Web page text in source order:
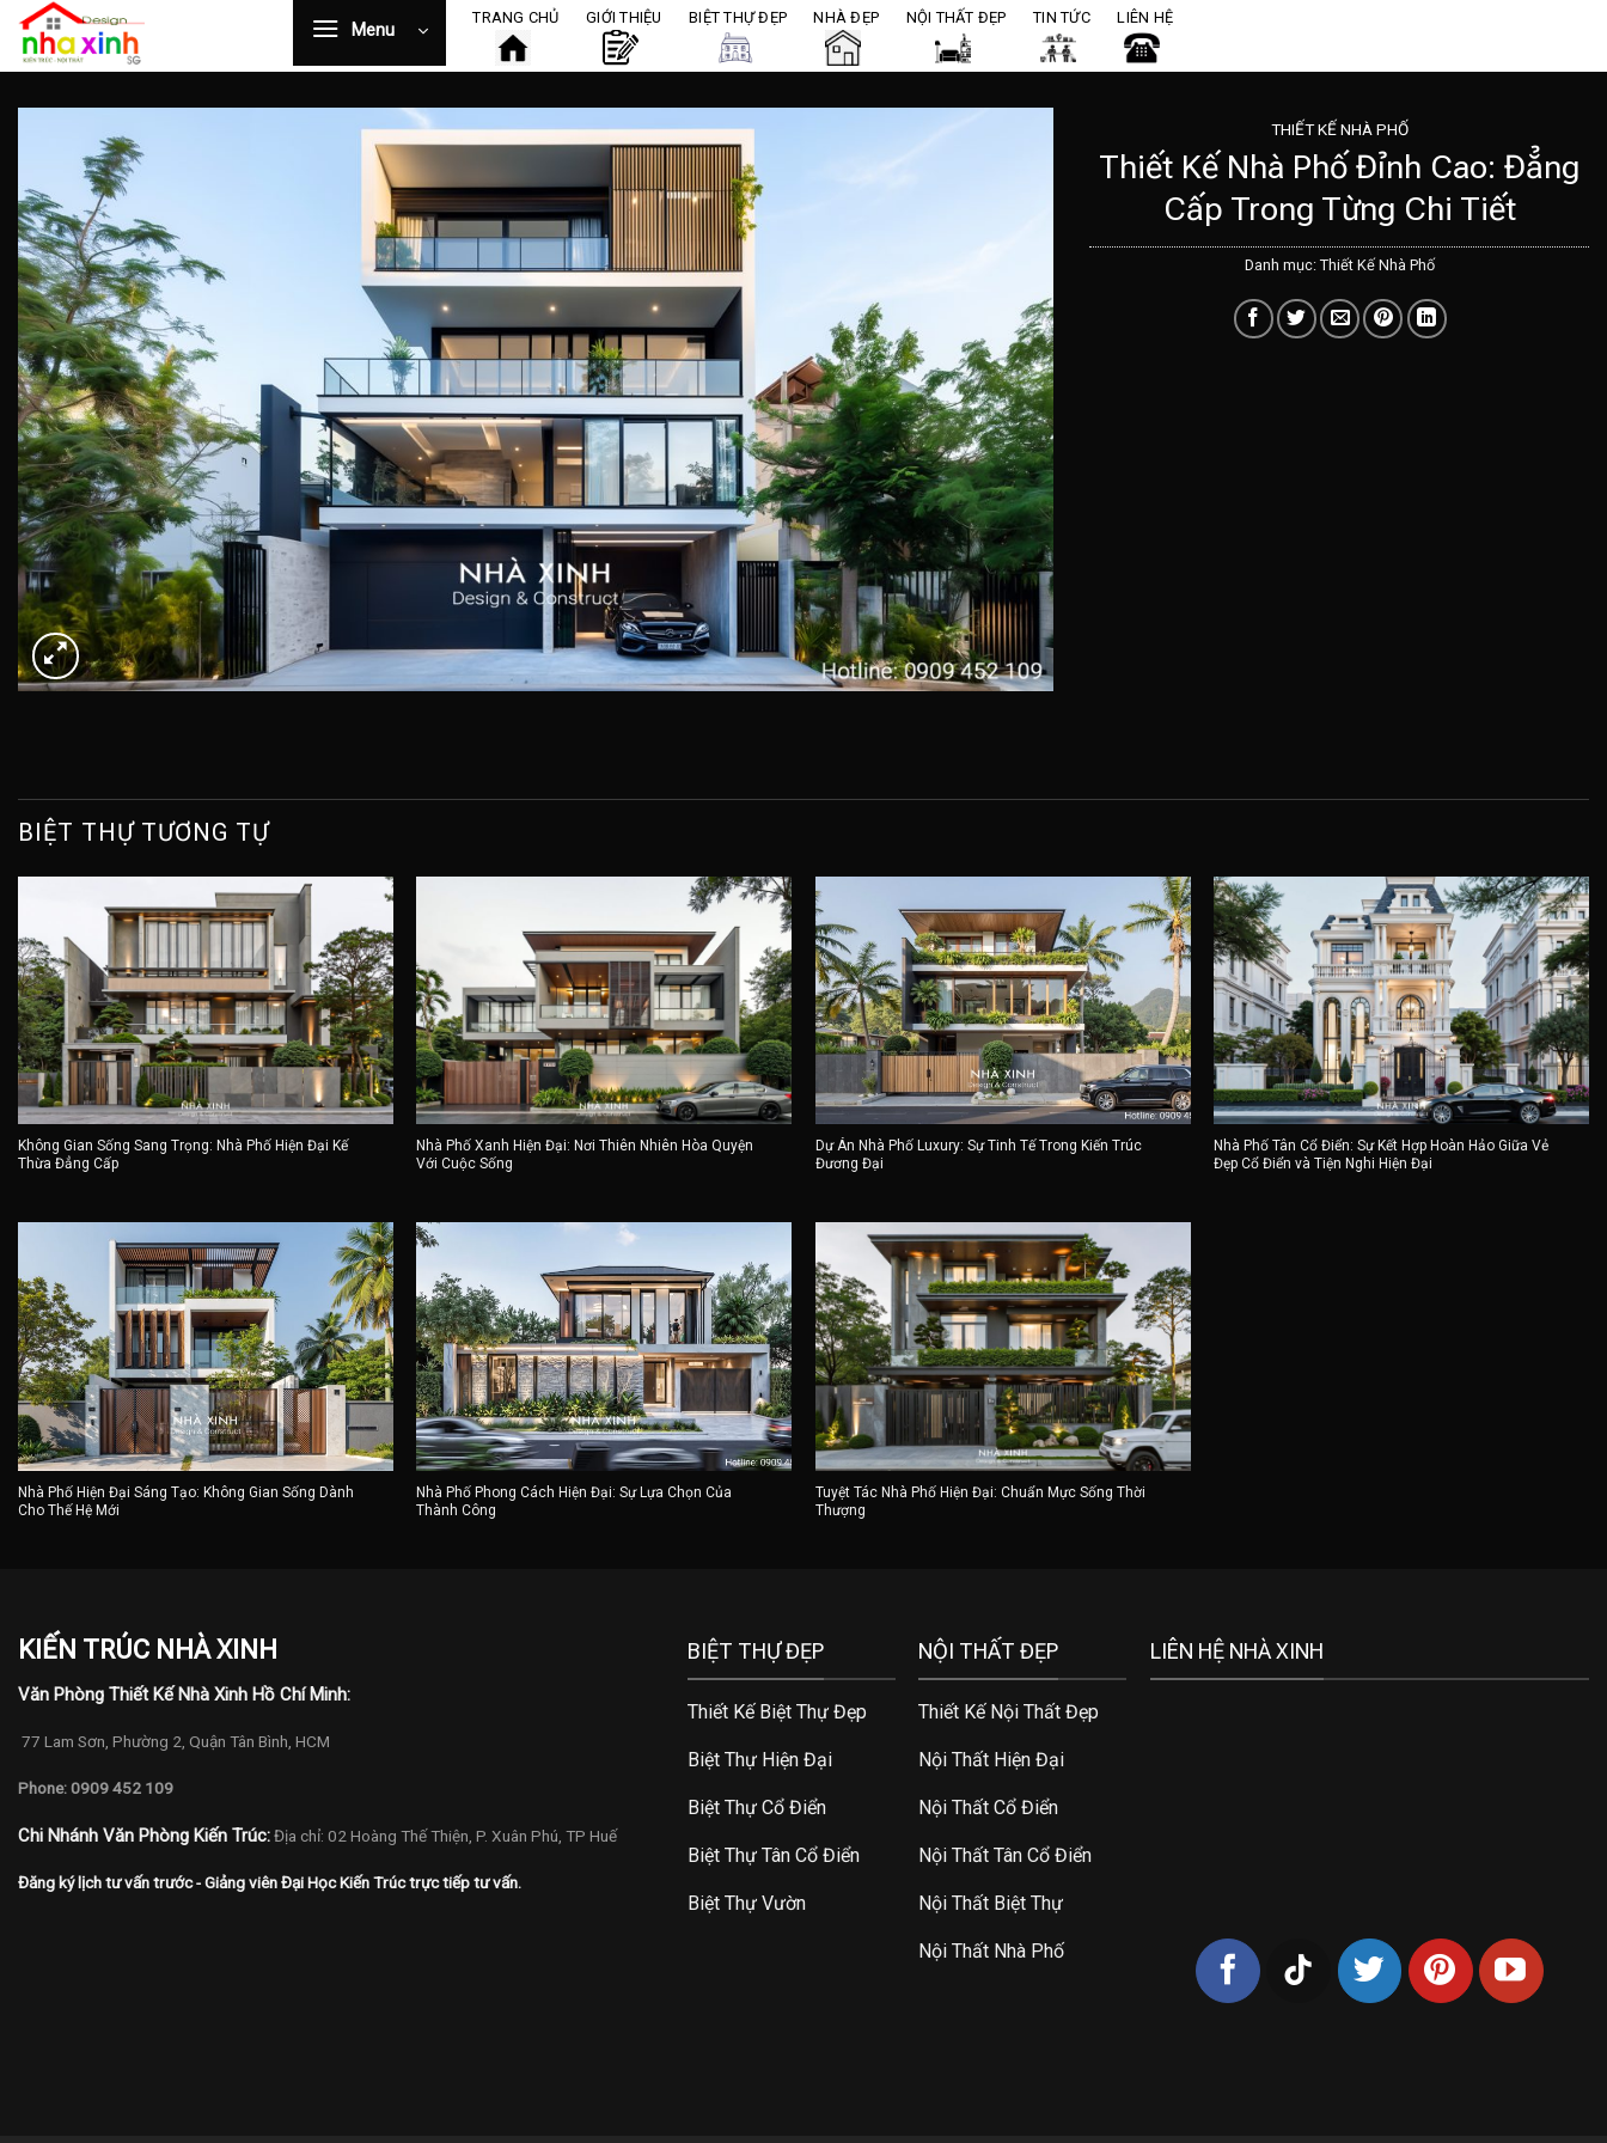
qua
nội
dung
Menu
TRANG CHỦ GIỚI THIỆU BIỆT THỰ ĐẸP NHÀ ĐẸP NỘI THẤT ĐẸP TIN TỨC LIÊN HỆ
THIẾT KẾ NHÀ PHỐ
Thiết Kế Nhà Phố Đỉnh Cao: Đẳng
Cấp Trong Từng Chi Tiết
Danh mục: Thiết Kế Nhà Phố
BIỆT THỰ TƯƠNG TỰ
Không Gian Sống Sang Trọng: Nhà Phố Hiện Đại Kế
Thừa Đẳng Cấp
Nhà Phố Xanh Hiện Đại: Nơi Thiên Nhiên Hòa Quyện
Với Cuộc Sống
Dự Án Nhà Phố Luxury: Sự Tinh Tế Trong Kiến Trúc
Đương Đại
Nhà Phố Tân Cổ Điển: Sự Kết Hợp Hoàn Hảo Giữa Vẻ
Đẹp Cổ Điển và Tiện Nghi Hiện Đại
Nhà Phố Hiện Đại Sáng Tạo: Không Gian Sống Dành
Cho Thế Hệ Mới
Nhà Phố Phong Cách Hiện Đại: Sự Lựa Chọn Của
Thành Công
Tuyệt Tác Nhà Phố Hiện Đại: Chuẩn Mực Sống Thời
Thượng
KIẾN TRÚC NHÀ XINH
Văn Phòng Thiết Kế Nhà Xinh Hồ Chí Minh:
77 Lam Sơn, Phường 2, Quận Tân Bình, HCM
Phone: 0909 452 109
Chi Nhánh Văn Phòng Kiến Trúc:Địa chỉ: 02 Hoàng Thế Thiện, P. Xuân Phú, TP Huế
Đăng ký lịch tư vấn trước - Giảng viên Đại Học Kiến Trúc trực tiếp tư vấn.
BIỆT THỰ ĐẸP
Thiết Kế Biệt Thự Đẹp
Biệt Thự Hiện Đại
Biệt Thự Cổ Điển
Biệt Thự Tân Cổ Điển
Biệt Thự Vườn
NỘI THẤT ĐẸP
Thiết Kế Nội Thất Đẹp
Nội Thất Hiện Đại
Nội Thất Cổ Điển
Nội Thất Tân Cổ Điển
Nội Thất Biệt Thự
Nội Thất Nhà Phố
LIÊN HỆ NHÀ XINH